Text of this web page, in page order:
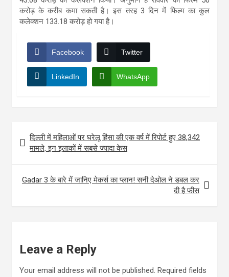
करोड़ के करीब कमा सकती है। इस तरह 3 दिन में फिल्म का कुल
कलेक्शन 133.18 करोड़ हो गया है।
Facebook Twitter
LinkedIn WhatsApp
Post
navigation
दिल्ली में महिलाओं पर घरेलू हिंसा की एक वर्ष में रिपोर्ट हुए 38,342
मामले, इन इलाकों में सबसे ज्यादा केस
Gadar 3 के बारे में जानिए मेकर्स का प्लान! सनी देओल ने डबल कर
दी है फीस
Leave a Reply
Your email address will not be published. Required fields